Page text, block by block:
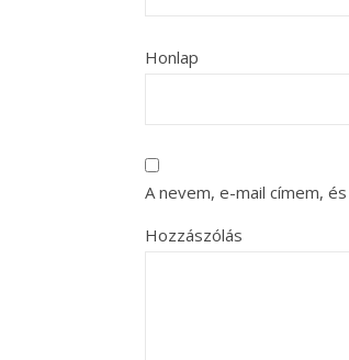
Honlap
A nevem, e-mail címem,
Hozzászólás